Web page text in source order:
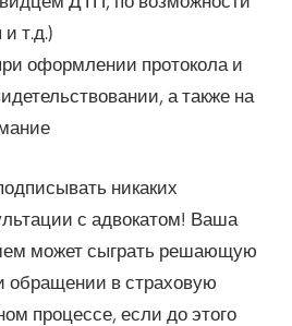
и т.д.)
оформлении протокола и
а также на
никаких
с адвокатом! Ваша
может сыграть решающую
обращении в страховую
процессе, если до этого